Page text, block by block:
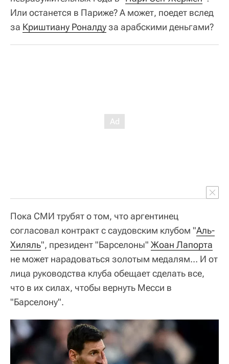
Или останется в Париже? А может, поедет вслед
за Криштиану Роналдуза арабскими деньгами?
Пока СМИ трубят о том, что аргентинец
согласовал контракт с саудовским клубом "Аль-
Хиляль", президент "Барселоны" Жоан Лапорта
не может нарадоваться золотым медалям… И от
лица руководства клуба обещает сделать все,
что в их силах, чтобы вернуть Месси в
"Барселону".